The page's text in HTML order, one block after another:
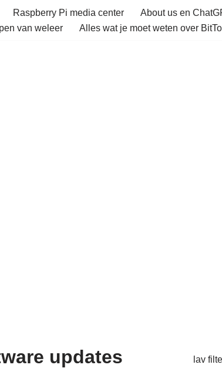
Raspberry Pi media center
About us en
van weleer
Alles wat je moet weten over
updates
lav